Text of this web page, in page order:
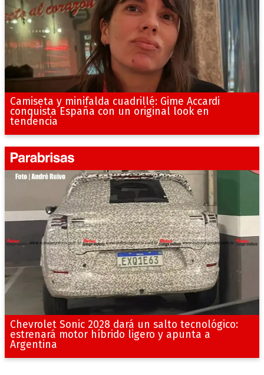
Camiseta y minifalda cuadrillé: Gime Accardi
conquista España con un original look en
tendencia
Chevrolet Sonic 2028 dará un salto tecnológico:
estrenará motor híbrido ligero y apunta a
Argentina